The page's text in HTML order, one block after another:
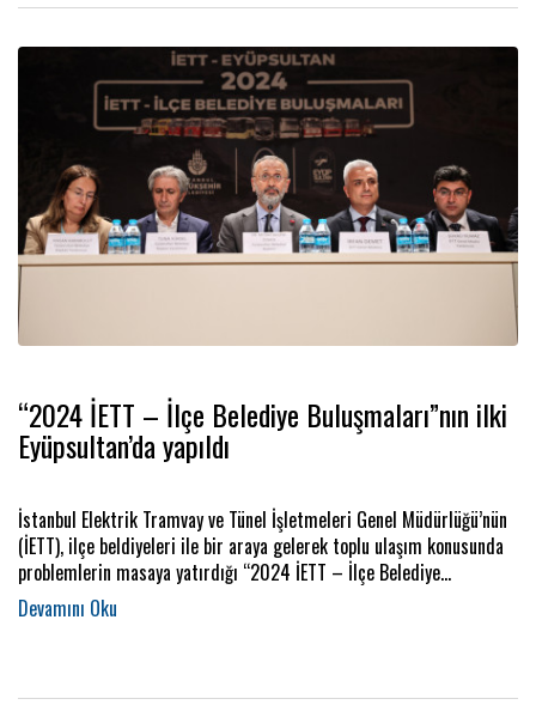
“2024 İETT – İlçe Belediye Buluşmaları”nın ilki
Eyüpsultan’da yapıldı
İstanbul Elektrik Tramvay ve Tünel İşletmeleri Genel Müdürlüğü’nün
(İETT), ilçe beldiyeleri ile bir araya gelerek toplu ulaşım konusunda
problemlerin masaya yatırdığı “2024 İETT – İlçe Belediye
Buluşmaları”nın ilki Eyüpsultan’da yapıldı.